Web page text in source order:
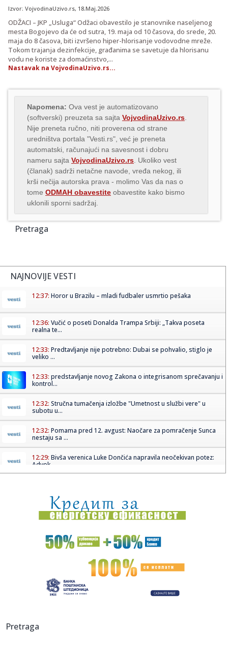
Izvor: VojvodinaUzivo.rs, 18.Maj.2026
ODŽACI – JKP „Usluga“ Odžaci obavestilo je stanovnike naseljenog
mesta Bogojevo da će od sutra, 19. maja od 10 časova, do srede, 20.
maja do 8 časova, biti izvršeno hiper-hlorisanje vodovodne mreže.
Tokom trajanja dezinfekcije, građanima se savetuje da hlorisanu
vodu ne koriste za domaćinstvo,...
Nastavak na VojvodinaUzivo.rs...
Napomena: Ova vest je automatizovano
(softverski) preuzeta sa sajta VojvodinaUzivo.rs
Nije preneta ručno, niti proverena od strane
uredništva portala "Vesti.rs", već je preneta
automatski, računajući na savesnost i dobru
nameru sajta VojvodinaUzivo.rs . Ukoliko vest
(članak) sadrži netačne navode, vređa nekog, ili
krši nečija autorska prava - molimo Vas da nas o
tome ODMAH obavestite obavestite kako bismo
uklonili sporni sadržaj.
Pretraga
NAJNOVIJE VESTI
12:37: Horor u Brazilu – mladi fudbaler usmrtio pešaka
12:36: Vučić o poseti Donalda Trampa Srbiji: „Takva poseta
realna te...
12:33: Predtavljanje nije potrebno: Dubai se pohvalio, stiglo je
veliko ...
12:33: predstavljanje novog Zakona o integrisanom sprečavanju i
kontrol...
12:32: Stručna tumačenja izložbe "Umetnost u službi vere" u
subotu u...
12:32: Pomama pred 12. avgust: Naočare za pomračenje Sunca
nestaju sa ...
12:29: Bivša verenica Luke Dončića napravila neočekivan potez:
Advok...
12:28:Vučić: "Žale jer ne mogu da se pohvale ličnim doprinosom
ubij...
12:27:Juventus zainteresovan za Srbina – Milenković se vraća u
Seri...
Vučić u Palati Srbija ugostio učesnike kampa "Srbija te zove
12:27:FOTO: Proglašena vanredna situacija u Bačkoj Palanci zbog
Srbije:...
Pretraga